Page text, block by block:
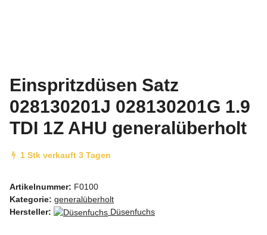
Einspritzdüsen Satz
028130201J 028130201G 1.9
TDI 1Z AHU generalüberholt
1 Stk verkauft 3 Tagen
Artikelnummer: F0100
Kategorie: generalüberholt
Hersteller:
Düsenfuchs